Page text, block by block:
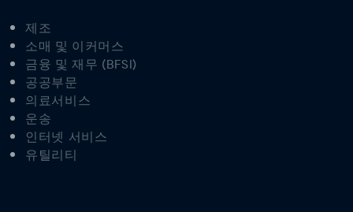
제조
소매 및 이커머스
금융 및 재무 (BFSI)
공공부문
의료서비스
운송
인터넷 서비스
유틸리티